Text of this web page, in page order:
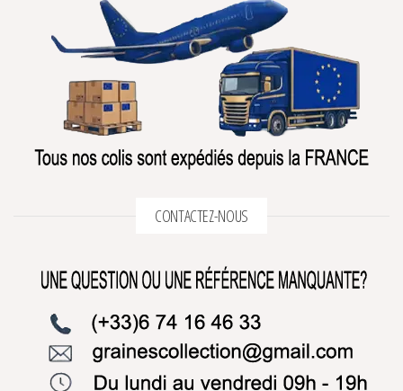
CONTACTEZ-NOUS